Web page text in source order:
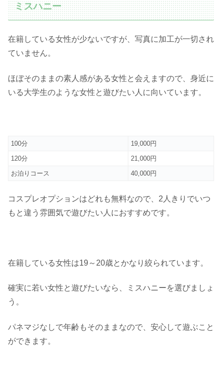
ミスハニー
在籍している女性が少ないですが、写真に加工が一切され
ていません。
ほぼそのままの素人感がある女性と会えますので、身近に
いる大学生のような女性と遊びたい人に向いています。
100分
19,000円
120分
21,000円
お泊りコース
40,000円
コスプレオプションはどれも無料なので、2人きりでいつ
もと違う雰囲気で遊びたい人におすすめです。
在籍している女性は19～20歳とかなり絞られています。
確実に若い女性と遊びたいなら、ミスハニーを選びましょ
う。
パネマジなしで年齢もそのままなので、安心して遊ぶこと
ができます。